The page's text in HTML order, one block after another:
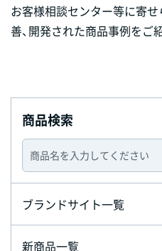
お客様相談センター等に寄
善、開発された商品事例をご
商品検索
ブランドサイト一覧
新商品一覧